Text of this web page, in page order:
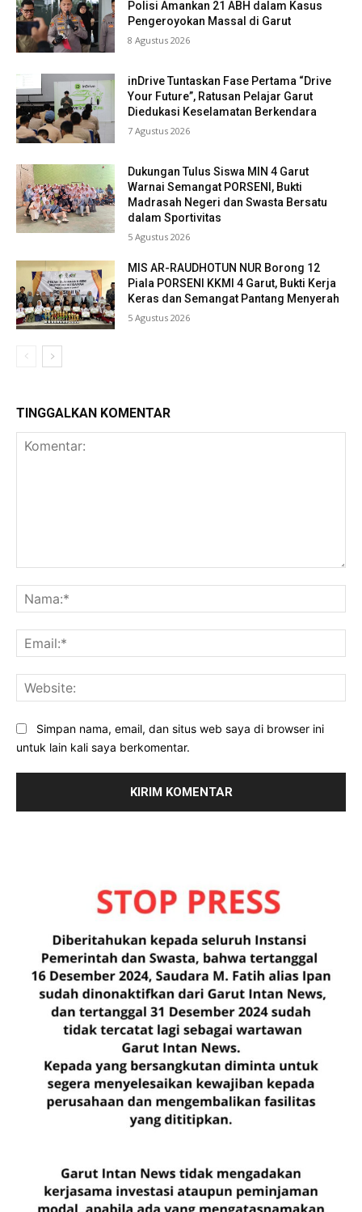
Polisi Amankan 21 ABH dalam Kasus
Pengeroyokan Massal di Garut
8 Agustus 2026
inDrive Tuntaskan Fase Pertama “Drive
Your Future”, Ratusan Pelajar Garut
Diedukasi Keselamatan Berkendara
7 Agustus 2026
Dukungan Tulus Siswa MIN 4 Garut
Warnai Semangat PORSENI, Bukti
Madrasah Negeri dan Swasta Bersatu
dalam Sportivitas
5 Agustus 2026
MIS AR-RAUDHOTUN NUR Borong 12
Piala PORSENI KKMI 4 Garut, Bukti Kerja
Keras dan Semangat Pantang Menyerah
5 Agustus 2026
TINGGALKAN KOMENTAR
Simpan nama, email, dan situs web saya di browser ini
untuk lain kali saya berkomentar.